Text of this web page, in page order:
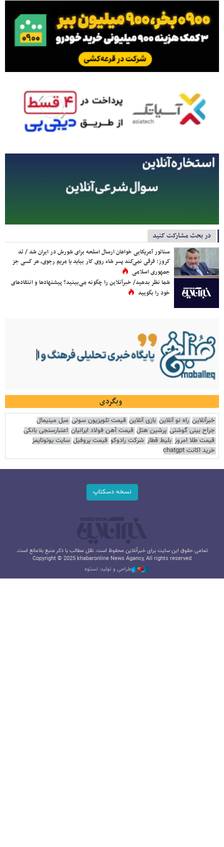
در بحث مشارکت کنید
سناتور آمریکایی خواهان ارسال اسلحه برای شورش در ایران شد / تد
کروز: فرقی نمی‌کند پسر شاه روی کار بیاید یا مریم رجوی، هر کسی جز
جمهوری اسلامی
شما نظر بدهید/ خبرآنلاین را چگونه می‌بینید؟ پیشنهادها و انتقادهای
خود را بگویید
وبگردی
خبرآنلاین راه نو آنلاین بازی آنلاین قیمت تلویزیون سونی مبل مینیمال
جراح بینی گوشتی پرشین هتل قیمت آهن فولاد ایرانیان اعتبارسنجی بانکی
قیمت طلا امروز بلیط قطار شرکت رادوکو قیمت پروفیل سایت یوتوتایمز
خرید اکانت chatgpt
نسخه دسکتاپ
تمامی حقوق این سایت برای خبرآنلاین محفوظ است. نقل مطالب با ذکر منبع بلامانع است.
Copyright © 2025 khabaronline News Agancy, All rights reserved
طراحی و تولید: نستوه